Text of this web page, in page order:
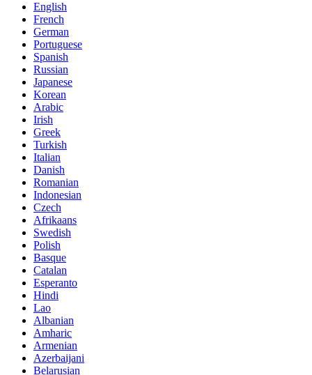
English
French
German
Portuguese
Spanish
Russian
Japanese
Korean
Arabic
Irish
Greek
Turkish
Italian
Danish
Romanian
Indonesian
Czech
Afrikaans
Swedish
Polish
Basque
Catalan
Esperanto
Hindi
Lao
Albanian
Amharic
Armenian
Azerbaijani
Belarusian